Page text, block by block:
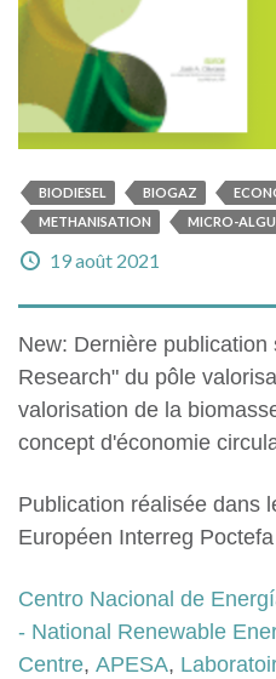
BIODIESEL BIOGAZ
METHANISATION
MICRO-
19 août 2021
New: Dernière publication
Research" du pôle
valorisation de la
concept d'économie
Publication réalisée dans
Européen Interreg Poctefa
Centro Nacional de
- National Renewable
Centre, APESA,